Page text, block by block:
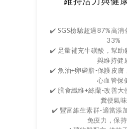
✔️ SGS檢驗超過87%高消
33%
✔️ 足量補充牛磺酸，幫助
與維持健
✔️ 魚油+卵磷脂-保護皮膚
心血管保
✔️ 膳食纖維+絲蘭-改善大
糞便氣味
✔️ 豐富維生素群-適當添
免疫力，保